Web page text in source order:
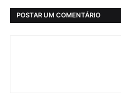
POSTAR UM COMENTÁRIO